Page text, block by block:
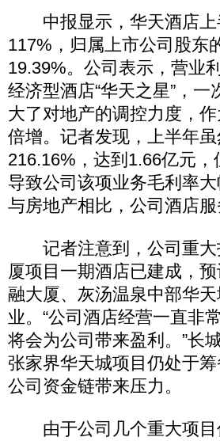
中报显示，华天酒店上
117%，归属上市公司股东
19.39%。公司表示，营业
经济型酒店“华天之星”，
大了对地产的调控力度，
倍增。记者发现，上半年
216.16%，达到1.66亿元
导致公司该项业务毛利率
与房地产相比，公司酒店
记者注意到，公司重大
厦项目一期酒店已建成，
融大厦、灰汤温泉中部华
业。“公司酒店经营一直非
将会为公司带来盈利。”长
张家界华天城项目仍处于
公司资金链带来压力。
由于公司几个重大项目